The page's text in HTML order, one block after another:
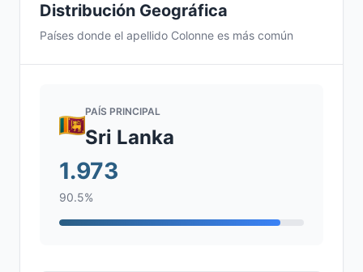
Distribución Geográfica
Países donde el apellido Colonne es más común
PAÍS PRINCIPAL
Sri Lanka
1.973
90.5%